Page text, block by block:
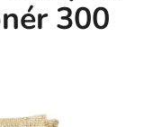
300